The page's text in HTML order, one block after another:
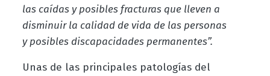
las caídas y posibles fracturas que lleven a
disminuir la calidad de vida de las personas
y posibles discapacidades permanentes”.
Unas de las principales patologías del